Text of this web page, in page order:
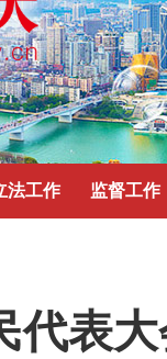
法工作 监督工作
代表